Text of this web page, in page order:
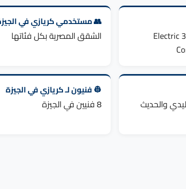
Electric
👥 مستخدمي كريازي في
الشقق المصرية بكل فئاتها
والحديث
👷 فنيون لـ كريازي في الجيزة
8 فنيين في الجيزة